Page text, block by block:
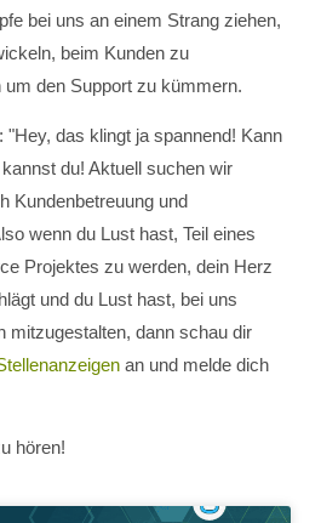
bei uns an einem Strang ziehen,
beim Kunden zu
den Support zu kümmern.
"Hey, das klingt ja spannend! Kann
du! Aktuell suchen wir
Kundenbetreuung und
wenn du Lust hast, Teil eines
Projektes zu werden, dein Herz
und du Lust hast, bei uns
mitzugestalten, dann schau dir
an und melde dich
hören!